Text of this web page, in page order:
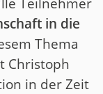
in die
Thema
Christoph
in der Zeit